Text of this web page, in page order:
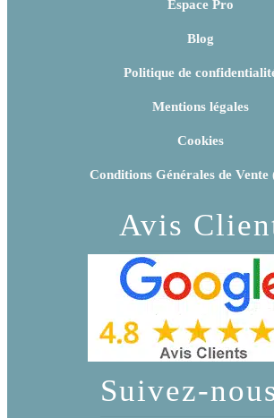
Espace Pro
Blog
Politique de
Mentions légales
Cookies
Conditions Générales de Vente
Avis
Suivez-